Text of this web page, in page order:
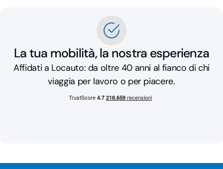
La tua mobilità, la nostra esperienza
Affidati a Locauto: da oltre 40 anni al fianco di chi
viaggia per lavoro o per piacere.